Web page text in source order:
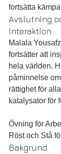
fortsätta
Avslutning
Interaktion
Malala
fortsätter att
hela världen.
påminnelse
rättighet för
katalysator för
Övning för
Röst och Stå
Bakgrund